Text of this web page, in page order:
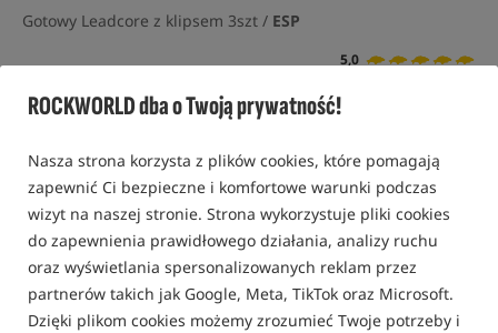
ROCKWORLD dba o Twoją prywatność!
Nasza strona korzysta z plików cookies, które pomagają
zapewnić Ci bezpieczne i komfortowe warunki podczas
wizyt na naszej stronie. Strona wykorzystuje pliki cookies
do zapewnienia prawidłowego działania, analizy ruchu
oraz wyświetlania spersonalizowanych reklam przez
partnerów takich jak Google, Meta, TikTok oraz Microsoft.
Dzięki plikom cookies możemy zrozumieć Twoje potrzeby i
Gotowy Leadcore z klipsem 3szt / ESP
5,0